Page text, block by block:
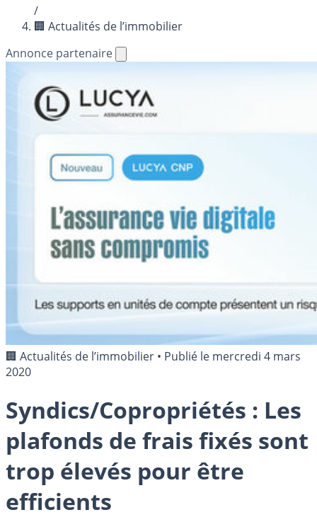
/
🏢 Actualités de l’immobilier
Annonce partenaire
🏢 Actualités de l’immobilier • Publié le mercredi 4 mars
2020
Syndics/Copropriétés : Les
plafonds de frais fixés sont
trop élevés pour être
efficients